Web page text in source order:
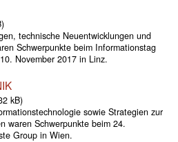
technische Neuentwicklungen und
Schwerpunkte beim Informationstag
November 2017 in Linz.
kB)
sowie Strategien zur
waren Schwerpunkte beim 24.
Group in Wien.